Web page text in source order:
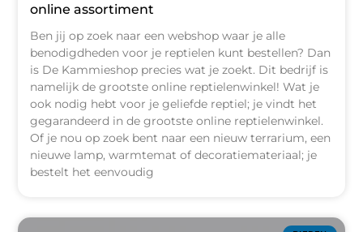
online assortiment
Ben jij op zoek naar een webshop waar je alle
benodigdheden voor je reptielen kunt bestellen? Dan
is De Kammieshop precies wat je zoekt. Dit bedrijf is
namelijk de grootste online reptielenwinkel! Wat je
ook nodig hebt voor je geliefde reptiel; je vindt het
gegarandeerd in de grootste online reptielenwinkel.
Of je nou op zoek bent naar een nieuw terrarium, een
nieuwe lamp, warmtemat of decoratiemateriaal; je
bestelt het eenvoudig